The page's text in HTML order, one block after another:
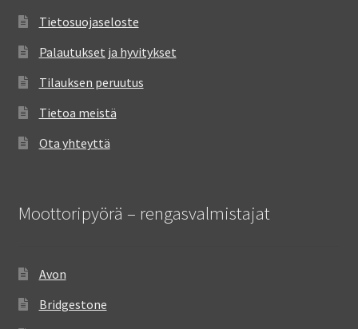
Tietosuojaseloste
Palautukset ja hyvitykset
Tilauksen peruutus
Tietoa meistä
Ota yhteyttä
Moottoripyörä – rengasvalmistajat
Avon
Bridgestone